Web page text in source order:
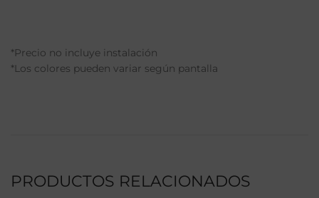
*Precio no incluye instalación
*Los colores pueden variar según pantalla
PRODUCTOS RELACIONADOS